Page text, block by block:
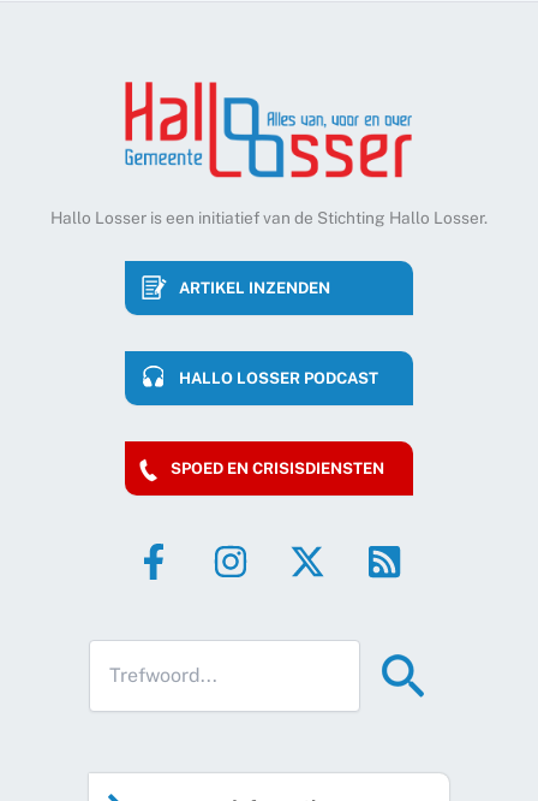
Hallo Losser is een initiatief van de Stichting Hallo Losser.
ARTIKEL INZENDEN
HALLO LOSSER PODCAST
SPOED EN CRISISDIENSTEN